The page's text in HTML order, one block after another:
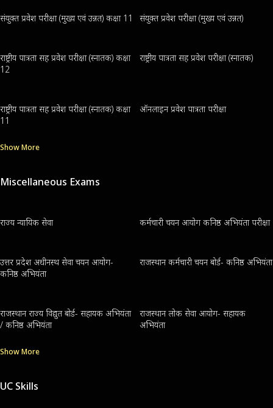
संयुक्त प्रवेश परीक्षा (मुख्य एवं उन्नत) कक्षा 11 संयुक्त प्रवेश परीक्षा (मुख्य एवं उन्नत)
राष्ट्रीय पात्रता सह प्रवेश परीक्षा (स्नातक) कक्षा
12
राष्ट्रीय पात्रता सह प्रवेश परीक्षा (स्नातक)
राष्ट्रीय पात्रता सह प्रवेश परीक्षा (स्नातक) कक्षा
11
ऑनलाइन प्रवेश पात्रता परीक्षा
Show More
Miscellaneous Exams
राज्य न्यायिक सेवा कर्मचारी चयन आयोग कनिष्ठ अभियंता परीक्षा
उत्तर प्रदेश अधीनस्थ सेवा चयन आयोग-
कनिष्ठ अभियंता
राजस्थान कर्मचारी चयन बोर्ड- कनिष्ठ अभियंता
राजस्थान राज्य विद्युत बोर्ड- सहायक अभियंता
/ कनिष्ठ अभियंता
राजस्थान लोक सेवा आयोग- सहायक
अभियंता
Show More
UC Skills